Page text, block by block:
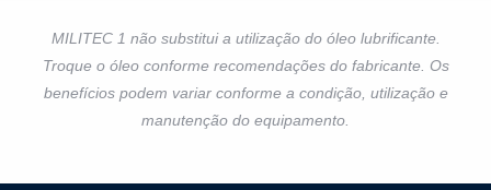
MILITEC 1 não substitui a utilização do óleo lubrificante.
Troque o óleo conforme recomendações do fabricante. Os
benefícios podem variar conforme a condição, utilização e
manutenção do equipamento.